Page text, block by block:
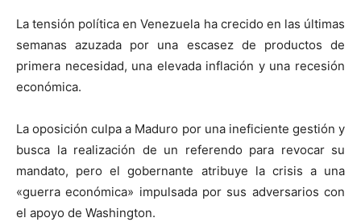
La tensión política en Venezuela ha crecido en las últimas
semanas azuzada por una escasez de productos de
primera necesidad, una elevada inflación y una recesión
económica.
La oposición culpa a Maduro por una ineficiente gestión y
busca la realización de un referendo para revocar su
mandato, pero el gobernante atribuye la crisis a una
«guerra económica» impulsada por sus adversarios con
el apoyo de Washington.